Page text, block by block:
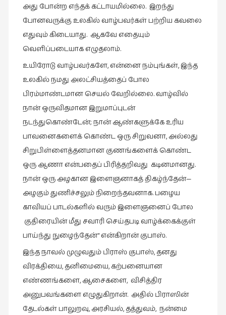
நேர்காணல்
படித்தவை
பயணங்கள்
பரிந்துரை
புகைப்படக்கலை
புத்தக
கண்காட்சி2019
புத்தக
விமர்சனம்
புத்தகக்
காட்சி
தினங்கள்
புனைவுக்குறிப்புகள்
அது போன்ற எந்தக் கட்டாயமில்லை. இறந்து
போனவருக்கு உலகில் வாழ்பவர்கள் பற்றிய கவலை
எதுவும் கிடையாது. ஆகவே எதையும்
வெளிப்படையாக எழுதலாம்.
உயிரோடு வாழ்பவர்களே, என்னை நம்புங்கள், இந்த
உலகில் நமது அலட்சியத்தைப் போல
பிரம்மாண்டமான செயல் வேறில்லை. வாழ்வில்
நான் ஒருவிதமான இறுமாப்புடன்
நடந்துகொண்டேன்; நான் ஆண்களுக்கே உரிய
பாவனைகளைக் கொண்ட ஒரு சிறுவனா, அல்லது
சிறுபிள்ளைத்தனமான குணங்களைக் கொண்ட
ஒரு ஆணா என்பதைப் பிரித்தறிவது கடினமானது.
நான் ஒரு அழகான இளைஞனாகத் திகழ்ந்தேன்—
அழகும் துணிச்சலும் நிறைந்தவனாக. பழைய
காவியப் பாடல்களில் வரும் இளைஞனைப் போல
குதிரையின் மீது சவாரி செய்தபடி வாழ்க்கைக்குள்
பாய்ந்து நுழைந்தேன்“ என்கிறான் குபாஸ்.
இந்த நாவல் முழுவதும் பிராஸ் குபாஸ், தனது
விரக்தியை, தனிமையை, கற்பனையான
எண்ணங்களை, ஆசைகளை, விசித்திர
அனுபவங்களை எழுதுகிறான். அதில் பிராஸின்
தேடல்கள் பாலுறவு, அரசியல், தத்துவம், நன்மை